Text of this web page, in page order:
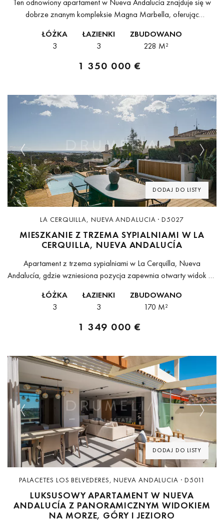
Ten odnowiony apartament w Nueva Andalucía znajduje się w
dobrze znanym kompleksie Magna Marbella, oferując
krótkiej jazdy od wybrzeża.Nieruchomość posiada pozycję
narożną,...
ŁÓŻKA
3
ŁAZIENKI
3
ZBUDOWANO
228 M²
1 350 000 €
DODAJ DO LISTY
Previous Next
LA CERQUILLA, NUEVA ANDALUCIA · D5027
MIESZKANIE Z TRZEMA SYPIALNIAMI W LA
CERQUILLA, NUEVA ANDALUCÍA
Apartament z trzema sypialniami w La Cerquilla, Nueva
Andalucía, gdzie wzniesiona pozycja zapewnia otwarty widok na
samej przestrzeni życiowej.La...
ŁÓŻKA
3
ŁAZIENKI
3
ZBUDOWANO
170 M²
1 349 000 €
DODAJ DO LISTY
Previous Next
PALACETES LOS BELVEDERES, NUEVA ANDALUCIA · D5011
LUKSUSOWY APARTAMENT W NUEVA
ANDALUCÍA Z PANORAMICZNYM WIDOKIEM
NA MORZE, GÓRY I JEZIORO